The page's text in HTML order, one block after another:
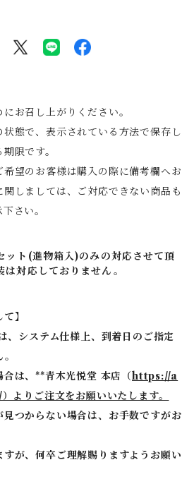
お召し上がりください。
態で、表示されている方法で保存し
限です。
望のお客様は購入の際に備考欄へお
しましては、ご対応できない商品も
さい。
ット(進物箱入)のみの対応させて頂
対応しておりません。
】
、システム仕様上、到着日のご指定
は、**青木光悦堂 本店（https://a
りご注文をお願いいたします。
つからない場合は、お手数ですがお
が、何卒ご理解賜りますようお願い